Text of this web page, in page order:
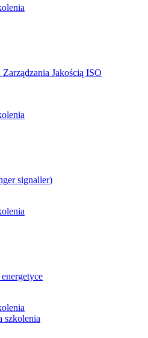
Jakością ISO
signaller)
szkolenia